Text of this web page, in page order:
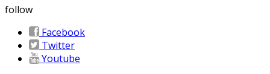
follow
Facebook
Twitter
Youtube